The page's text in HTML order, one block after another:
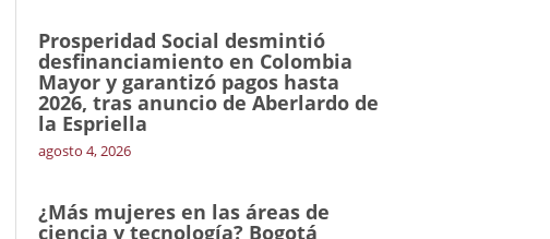
Prosperidad Social desmintió
desfinanciamiento en Colombia
Mayor y garantizó pagos hasta
2026, tras anuncio de Aberlardo de
la Espriella
agosto 4, 2026
¿Más mujeres en las áreas de
ciencia y tecnología? Bogotá